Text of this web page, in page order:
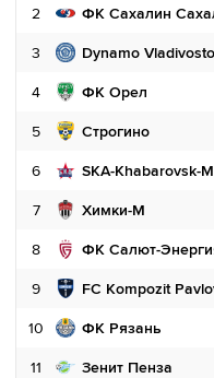
2
3 Dynamo
4 ФК Орел
5 Строгино
6 SKA-Khabarovsk-M
7 Химки-М
8
9
10 ФК Рязань
11 Зенит Пенза